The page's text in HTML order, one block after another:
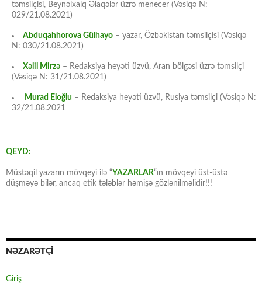
təmsilçisi, Beynəlxalq Əlaqələr üzrə menecer (Vəsiqə N:
029/21.08.2021)
Abduqahhorova Gülhayo – yazar, Özbəkistan təmsilçisi (Vəsiqə
N: 030/21.08.2021)
Xəlil Mirzə – Redaksiya heyəti üzvü, Aran bölgəsi üzrə təmsilçi
(Vəsiqə N: 31/21.08.2021)
Murad Eloğlu – Redaksiya heyəti üzvü, Rusiya təmsilçi (Vəsiqə N:
32/21.08.2021
QEYD:
Müstəqil yazarın mövqeyi ilə “YAZARLAR“ın mövqeyi üst-üstə
düşməyə bilər, ancaq etik tələblər həmişə gözlənilməlidir!!!
NƏZARƏTÇİ
Giriş